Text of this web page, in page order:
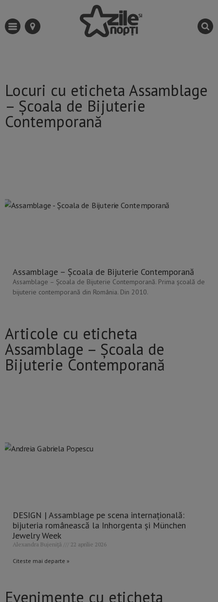
Locuri cu eticheta Assamblage
– Școala de Bijuterie
Contemporană
Assamblage – Școala de Bijuterie Contemporană
Assamblage – Școala de Bijuterie Contemporană. Prima școală de
bijuterie contemporană din România. Din 2010.
Articole cu eticheta
Assamblage – Școala de
Bijuterie Contemporană
DESIGN | Assamblage pe scena internațională:
bijuteria românească la Inhorgenta și München
Jewelry Week
Alexandra Bujeniță 22 aprilie 2026
Citeste mai departe »
Evenimente cu eticheta